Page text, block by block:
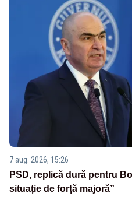
7 aug. 2026, 15:26
PSD, replică dură pentru
situație de forță majoră”